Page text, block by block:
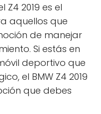
2019 es el
aquellos que
de manejar
Si estás en
deportivo que
el BMW Z4 2019
que debes